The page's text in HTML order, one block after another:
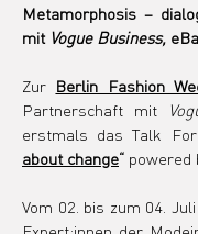
Metamorphosis –
mit Vogue Business,
Zur Berlin Fashion
Partnerschaft mit
erstmals das Talk
about change“ powered
Vom 02. bis zum 04.